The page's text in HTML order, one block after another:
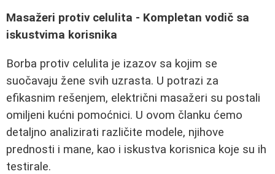
Masažeri protiv celulita - Kompletan vodič sa
iskustvima korisnika
Borba protiv celulita je izazov sa kojim se
suočavaju žene svih uzrasta. U potrazi za
efikasnim rešenjem, električni masažeri su postali
omiljeni kućni pomoćnici. U ovom članku ćemo
detaljno analizirati različite modele, njihove
prednosti i mane, kao i iskustva korisnica koje su ih
testirale.